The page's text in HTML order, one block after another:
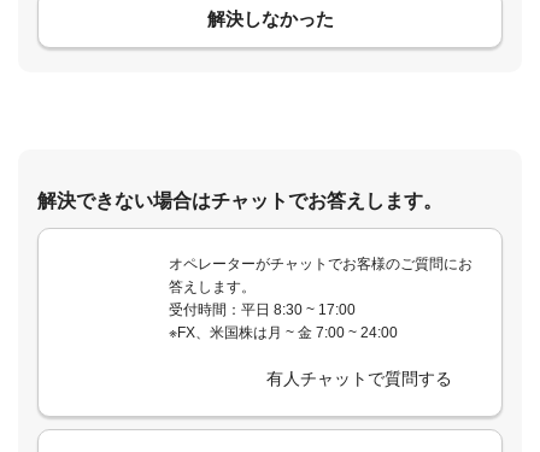
解決しなかった
解決できない場合はチャットでお答えします。
オペレーターがチャットでお客様のご質問にお
答えします。
受付時間：平日 8:30 ~ 17:00
※FX、米国株は月 ~ 金 7:00 ~ 24:00
有人チャットで質問する